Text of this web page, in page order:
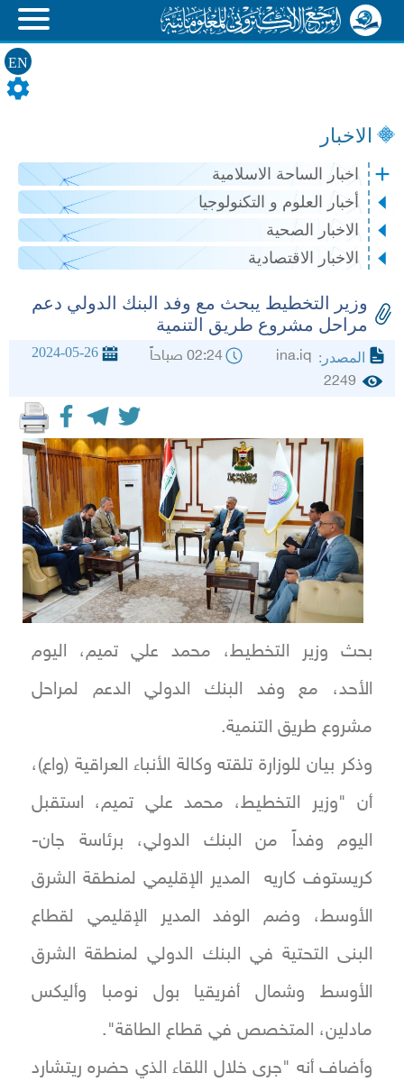
EN
الاخبار
اخبار الساحة الاسلامية
أخبار العلوم و التكنولوجيا
الاخبار الصحية
الاخبار الاقتصادية
وزير التخطيط يبحث مع وفد البنك الدولي دعم
مراحل مشروع طريق التنمية
المصدر: 02:24 صباحاً 2024-05-26
2249
بحث وزير التخطيط، محمد علي تميم، اليوم
الأحد، مع وفد البنك الدولي الدعم لمراحل
مشروع طريق التنمية.
وذكر بيان للوزارة تلقته وكالة الأنباء العراقية (واع)،
أن "وزير التخطيط، محمد علي تميم، استقبل
اليوم وفداً من البنك الدولي، برئاسة جان-
كريستوف كاريه المدير الإقليمي لمنطقة الشرق
الأوسط، وضم الوفد المدير الإقليمي لقطاع
البنى التحتية في البنك الدولي لمنطقة الشرق
الأوسط وشمال أفريقيا بول نومبا وأليكس
مادلين، المتخصص في قطاع الطاقة".
وأضاف أنه "جرى خلال اللقاء الذي حضره ريتشارد